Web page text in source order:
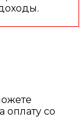
оплату со